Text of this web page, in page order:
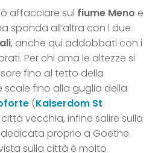
affacciare sul fiume Meno e
sponda all’altra con i due
, anche qui addobbati con i
Per chi ama le altezze si
fino al tetto della
scale fino alla guglia della
(Kaiserdom St
vecchia, infine salire sulla
proprio a Goethe.
sulla città è molto